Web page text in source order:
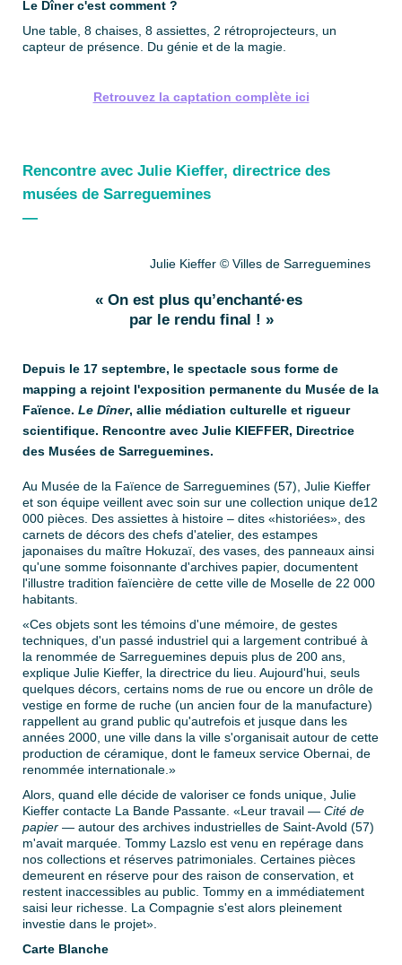
Le Dîner c'est comment ?
Une table, 8 chaises, 8 assiettes, 2 rétroprojecteurs, un
capteur de présence. Du génie et de la magie.
Retrouvez la captation complète ici
Rencontre avec Julie Kieffer, directrice des
musées de Sarreguemines
—
Julie Kieffer © Villes de Sarreguemines
« On est plus qu’enchanté·es
par le rendu final ! »
Depuis le 17 septembre, le spectacle sous forme de
mapping a rejoint l'exposition permanente du Musée de la
Faïence. Le Dîner, allie médiation culturelle et rigueur
scientifique. Rencontre avec Julie KIEFFER, Directrice
des Musées de Sarreguemines.
Au Musée de la Faïence de Sarreguemines (57), Julie Kieffer
et son équipe veillent avec soin sur une collection unique de12
000 pièces. Des assiettes à histoire – dites «historiées», des
carnets de décors des chefs d'atelier, des estampes
japonaises du maître Hokuzaï, des vases, des panneaux ainsi
qu'une somme foisonnante d'archives papier, documentent
l'illustre tradition faïencière de cette ville de Moselle de 22 000
habitants.
«Ces objets sont les témoins d'une mémoire, de gestes
techniques, d'un passé industriel qui a largement contribué à
la renommée de Sarreguemines depuis plus de 200 ans,
explique Julie Kieffer, la directrice du lieu. Aujourd'hui, seuls
quelques décors, certains noms de rue ou encore un drôle de
vestige en forme de ruche (un ancien four de la manufacture)
rappellent au grand public qu'autrefois et jusque dans les
années 2000, une ville dans la ville s'organisait autour de cette
production de céramique, dont le fameux service Obernai, de
renommée internationale.»
Alors, quand elle décide de valoriser ce fonds unique, Julie
Kieffer contacte La Bande Passante. «Leur travail — Cité de
papier — autour des archives industrielles de Saint-Avold (57)
m'avait marquée. Tommy Lazslo est venu en repérage dans
nos collections et réserves patrimoniales. Certaines pièces
demeurent en réserve pour des raison de conservation, et
restent inaccessibles au public. Tommy en a immédiatement
saisi leur richesse. La Compagnie s'est alors pleinement
investie dans le projet».
Carte Blanche